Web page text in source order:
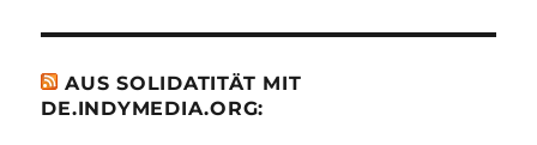
AUS SOLIDATITÄT MIT
DE.INDYMEDIA.ORG: